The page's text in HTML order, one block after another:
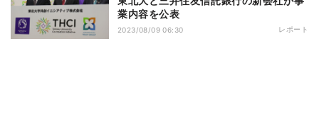
業内容を公表
2023/08/09 06:30 レポート